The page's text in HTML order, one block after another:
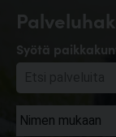
Syötä